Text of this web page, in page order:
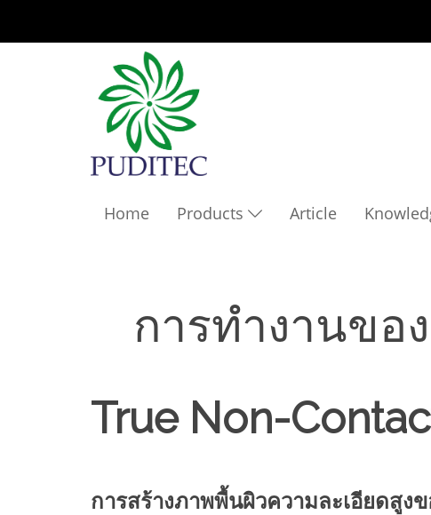
Home Products Article
การทำงานขอ
True Non-
การสร้างภาพพื้นผิวความละเอียดสูงข